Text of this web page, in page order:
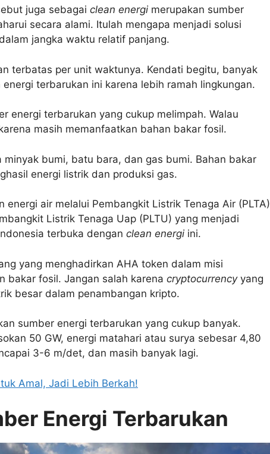
juga sebagai clean energi merupakan sumber
secara alami. Itulah mengapa menjadi solusi
jangka waktu relatif panjang.
terbatas per unit waktunya. Kendati begitu, banyak
terbarukan ini karena lebih ramah lingkungan.
energi terbarukan yang cukup melimpah. Walau
masih memanfaatkan bahan bakar fosil.
bumi, batu bara, dan gas bumi. Bahan bakar
energi listrik dan produksi gas.
energi air melalui Pembangkit Listrik Tenaga Air (PLTA)
Listrik Tenaga Uap (PLTU) yang menjadi
terbuka dengan clean energi ini.
yang menghadirkan AHA token dalam misi
bakar fosil. Jangan salah karena cryptocurrencyyang
besar dalam penambangan kripto.
sumber energi terbarukan yang cukup banyak.
50 GW, energi matahari atau surya sebesar 4,80
3-6 m/det, dan masih banyak lagi.
Amal, Jadi Lebih Berkah!
Energi Terbarukan